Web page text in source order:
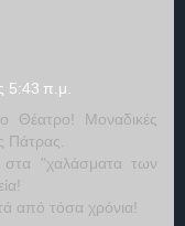
5:43 π.μ.
Θέατρο! Μοναδικές
Πάτρας.
"χαλάσματα των
από τόσα χρόνια!